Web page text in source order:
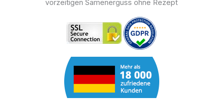
vorzeitigen Samenerguss ohne Rezept